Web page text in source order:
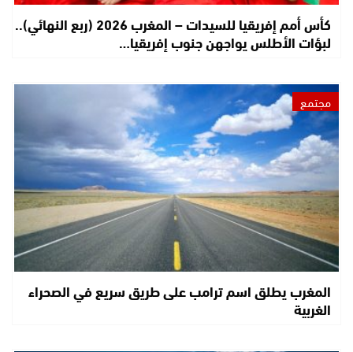
كأس أمم إفريقيا للسيدات – المغرب 2026 (ربع النهائي)..
لبؤات الأطلس يواجهن جنوب إفريقيا…
مجتمع
المغرب يطلق اسم ترامب على طريق سريع في الصحراء
الغربية